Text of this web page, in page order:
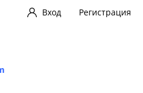
Вход Регистрация